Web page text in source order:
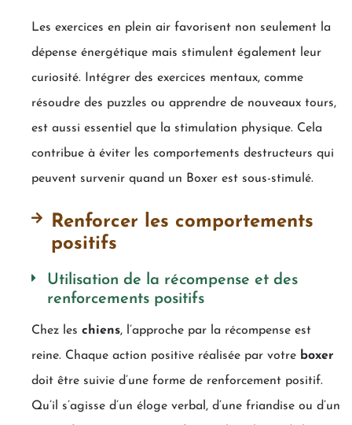
Les exercices en plein air favorisent non seulement la
dépense énergétique mais stimulent également leur
curiosité. Intégrer des exercices mentaux, comme
résoudre des puzzles ou apprendre de nouveaux tours,
est aussi essentiel que la stimulation physique. Cela
contribue à éviter les comportements destructeurs qui
peuvent survenir quand un Boxer est sous-stimulé.
Renforcer les comportements
positifs
Utilisation de la récompense et des
renforcements positifs
Chez les chiens, l’approche par la récompense est
reine. Chaque action positive réalisée par votre boxer
doit être suivie d’une forme de renforcement positif.
Qu’il s’agisse d’un éloge verbal, d’une friandise ou d’un